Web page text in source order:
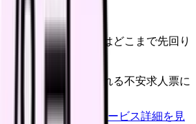
せます
、自院の求人票ではどこまで先回り
？
方 応募前に離脱される不安求人票に
積もりを依頼
サービス詳細を見